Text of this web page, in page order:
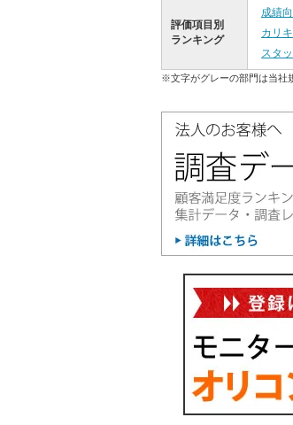
評価項目別
ランキング
成績
カリ
スタ
※文字がグレーの部門は当社